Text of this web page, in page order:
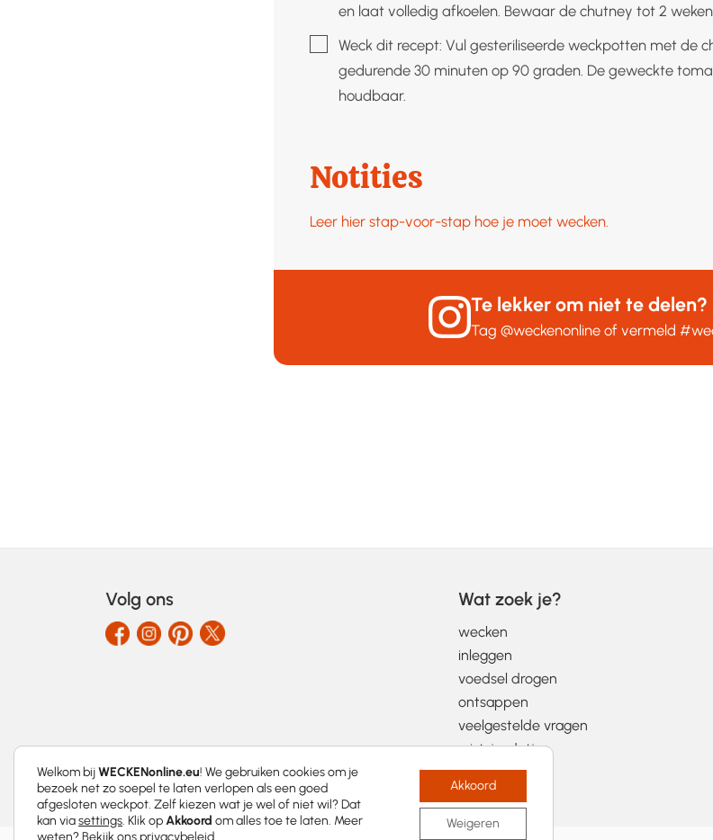
en laat volledig afkoelen. Bewaar de chutney tot 2 weken
▢Weck dit recept: Vul gesteriliseerde weckpotten met de
gedurende 30 minuten op 90 graden. De geweckte
houdbaar.
Notities
Leer hier stap-voor-stap hoe je moet wecken.
Te lekker om niet te delen?
Tag@weckenonline of vermeld
Volg ons Wat zoek je?
wecken
inleggen
voedsel drogen
ontsappen
veelgestelde vragen
wist-je-datjes
Welkom bijWECKENonline.eu! We gebruiken cookies om je
bezoek net zo soepel te laten verlopen als een goed
afgesloten weckpot. Zelf kiezen wat je wel of niet wil? Dat
kan viasettings. Klik opAkkoord om alles toe te laten. Meer
weten? Bekijk onsprivacybeleid
Akkoord
Weigeren